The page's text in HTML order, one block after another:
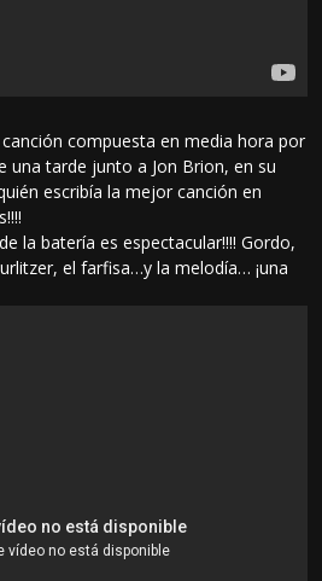
compuesta en media hora por
una tarde junto a Jon Brion, en su
escribía la mejor canción en
de la batería es espectacular!!!! Gordo,
el farfisa…y la melodía… ¡una